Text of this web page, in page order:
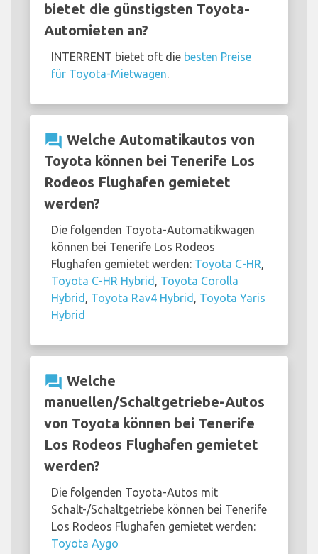
bietet die günstigsten Toyota-
Automieten an?
INTERRENT bietet oft die besten Preise
für Toyota-Mietwagen.
question_answer Welche Automatikautos von
Toyota können bei Tenerife Los
Rodeos Flughafen gemietet
werden?
Die folgenden Toyota-Automatikwagen
können bei Tenerife Los Rodeos
Flughafen gemietet werden: Toyota C-HR,
Toyota C-HR Hybrid , Toyota Corolla
Hybrid , Toyota Rav4 Hybrid , Toyota Yaris
Hybrid
question_answer Welche
manuellen/Schaltgetriebe-Autos
von Toyota können bei Tenerife
Los Rodeos Flughafen gemietet
werden?
Die folgenden Toyota-Autos mit
Schalt-/Schaltgetriebe können bei Tenerife
Los Rodeos Flughafen gemietet werden:
Toyota Aygo